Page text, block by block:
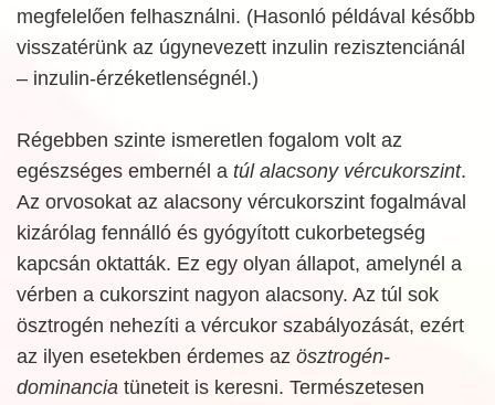
megfelelően felhasználni. (Hasonló példával később
visszatérünk az úgynevezett inzulin rezisztenciánál
– inzulin-érzéketlenségnél.)
Régebben szinte ismeretlen fogalom volt az
egészséges embernél a túl alacsony vércukorszint.
Az orvosokat az alacsony vércukorszint fogalmával
kizárólag fennálló és gyógyított cukorbetegség
kapcsán oktatták. Ez egy olyan állapot, amelynél a
vérben a cukorszint nagyon alacsony. Az túl sok
ösztrogén nehezíti a vércukor szabályozását, ezért
az ilyen esetekben érdemes az ösztrogén-
dominancia tüneteit is keresni. Természetesen